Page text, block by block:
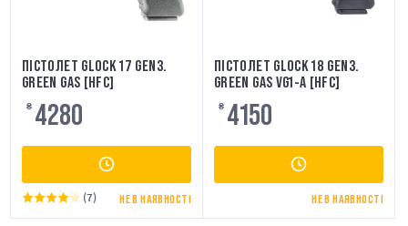
ПІСТОЛЕТ GLOCK 17 GEN3.
GREEN GAS [HFC]
₴ 4280
НЕ В НАЯВНОСТІ
(7)
ПІСТОЛЕТ GLOCK 18 GEN3.
GREEN GAS VG1-A [HFC]
₴ 4150
НЕ В НАЯВНОСТІ